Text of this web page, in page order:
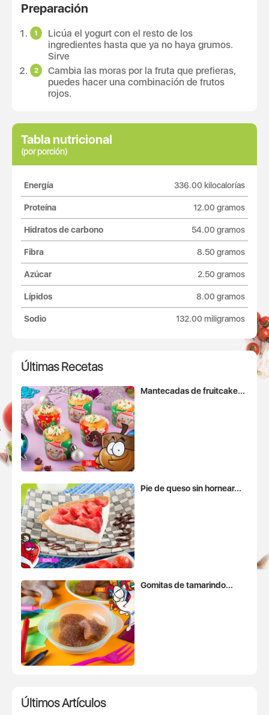
Preparación
Licúa el yogurt con el resto de los
ingredientes hasta que ya no haya grumos.
Sirve
Cambia las moras por la fruta que prefieras,
puedes hacer una combinación de frutos
rojos.
Tabla nutricional
(por porción)
Energía 336.00 kilocalorías
Proteína 12.00 gramos
Hidratos de carbono 54.00 gramos
Fibra 8.50 gramos
Azúcar 2.50 gramos
Lípidos 8.00 gramos
Sodio 132.00 miligramos
Últimas Recetas
Mantecadas de fruitcake...
Pie de queso sin hornear...
Gomitas de tamarindo...
Últimos Artículos